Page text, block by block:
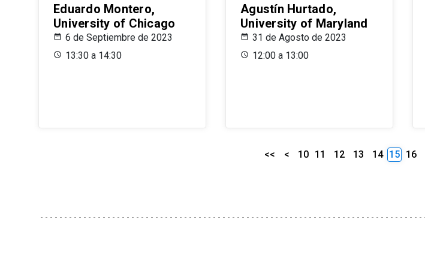
Eduardo Montero,
University of Chicago
6 de Septiembre de 2023
13:30 a 14:30
Agustín Hurtado,
University of Maryland
31 de Agosto de 2023
12:00 a 13:00
<< < 10 11 12 13 14 15 16